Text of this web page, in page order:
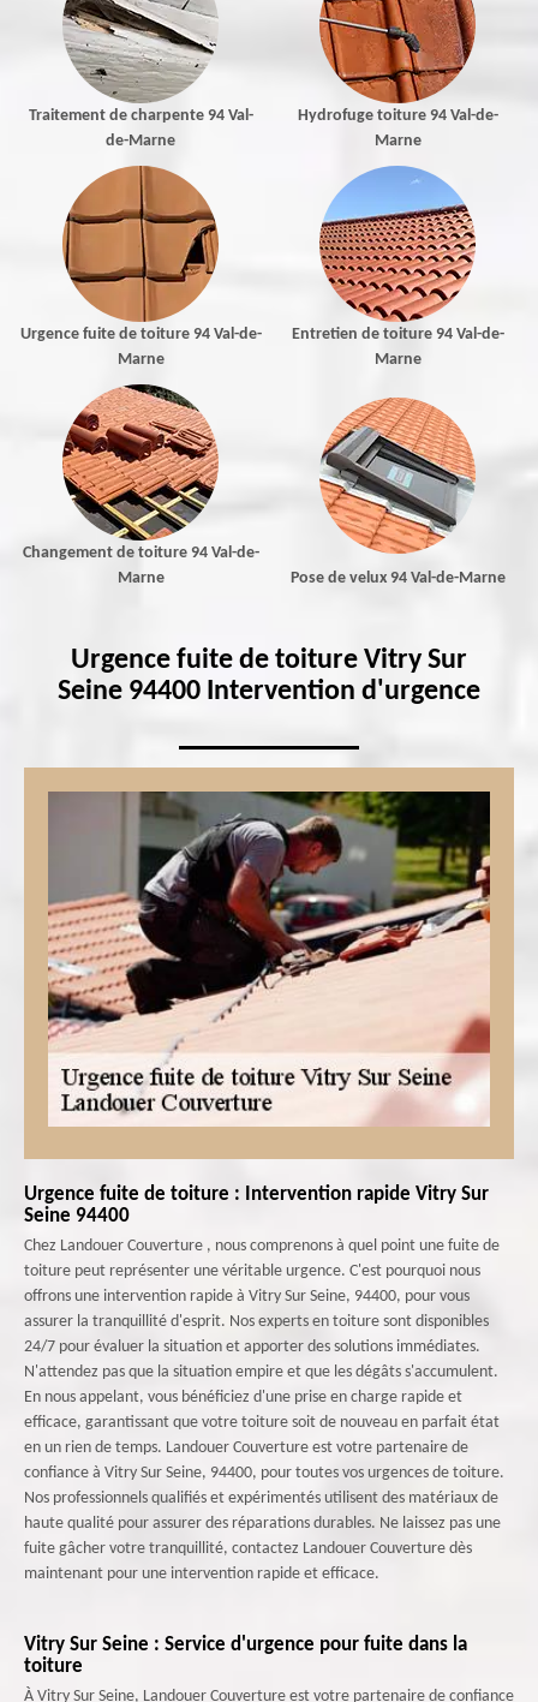
Traitement de charpente 94 Val-
de-Marne
Hydrofuge toiture 94 Val-de-
Marne
Urgence fuite de toiture 94 Val-de-
Marne
Entretien de toiture 94 Val-de-
Marne
Changement de toiture 94 Val-de-
Marne
Pose de velux 94 Val-de-Marne
Urgence fuite de toiture Vitry Sur
Seine 94400 Intervention d'urgence
Urgence fuite de toiture : Intervention rapide Vitry Sur
Seine 94400
Chez Landouer Couverture , nous comprenons à quel point une fuite de
toiture peut représenter une véritable urgence. C'est pourquoi nous
offrons une intervention rapide à Vitry Sur Seine, 94400, pour vous
assurer la tranquillité d'esprit. Nos experts en toiture sont disponibles
24/7 pour évaluer la situation et apporter des solutions immédiates.
N'attendez pas que la situation empire et que les dégâts s'accumulent.
En nous appelant, vous bénéficiez d'une prise en charge rapide et
efficace, garantissant que votre toiture soit de nouveau en parfait état
en un rien de temps. Landouer Couverture est votre partenaire de
confiance à Vitry Sur Seine, 94400, pour toutes vos urgences de toiture.
Nos professionnels qualifiés et expérimentés utilisent des matériaux de
haute qualité pour assurer des réparations durables. Ne laissez pas une
fuite gâcher votre tranquillité, contactez Landouer Couverture dès
maintenant pour une intervention rapide et efficace.
Vitry Sur Seine : Service d'urgence pour fuite dans la
toiture
À Vitry Sur Seine, Landouer Couverture est votre partenaire de confiance